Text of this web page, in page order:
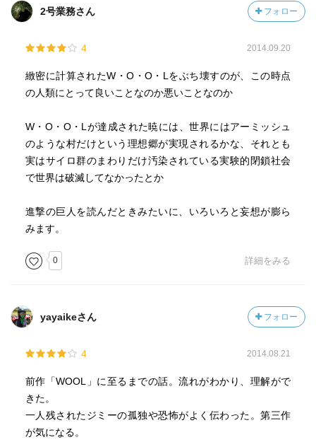
「ドナルド・キーン」
ジョージア州選出の下院議員
ドナルドの妻
ドナルドの妹。空軍の無人機パイロット
「ポール・サーマン」
ジョージア州選出の上院議員
「アナ・サーマン」
ポール・サーマンの娘
「ミック・ウェッブ」
「トロイ」
サイロ責任者
サイロ責任者。トロイの前任
「ヴィクター」
心理学研究室長
2号業務さん フォロー
4 2014.09.20
緻密に計算されたW・O・O・Lをぶち壊すのが、この時点
の人類にとって良いことなのか悪いことなのか
W・O・O・Lが達成された暁には、世界にはアーミッシュ
のような村だけという理想郷が実現されるかな、それとも
実はサイロ群のまわりだけ汚染されている実験的閉鎖社会
で世界は破滅してなかったとか
進撃の巨人を読んだときみたいに、いろいろと妄想が膨ら
みます。
0 詳細をみる
yayaikeさん フォロー
4 2014.08.21
前作「WOOL」に至るまでの話。流れがわかり、理解がで
きた。
一人残されたジミーの孤独や恐怖がよく伝わった。第三作
が気になる。